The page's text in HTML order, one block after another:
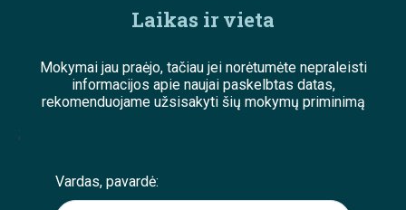
Laikas ir vieta
Mokymai jau praėjo, tačiau jei norėtumėte nepraleisti
informacijos apie naujai paskelbtas datas,
rekomenduojame užsisakyti šių mokymų priminimą
;
Vardas, pavardė: